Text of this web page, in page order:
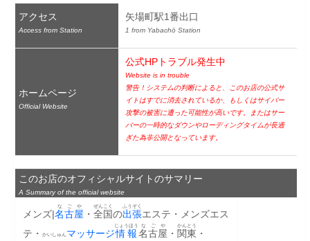
アクセス
Access from Station
矢場町駅1番出口
1 from Yabachō Station
ホームページ
Official Website
公式HPトラブル発生中
Website is in trouble
警告！システムの判断によると、このお店の公式サ
イトはすでに消去されているか、もしくはサイバー
攻撃の被害に遭った可能性が高いです。またはサー
バーの一時的なダウンやローディングタイムが長過
ぎた為非公開となっています。
このお店のオフィシャルサイトのサマリー
A Summary of the official website
メンズ|名古屋
なごや
・ 全国
ぜんこく
の出張
ふうぞく
エステ・メンズエス
テ・
かいしゅん マッサージ情報
じょうほう
名古屋
なごや
・ 関東
かんとう
・